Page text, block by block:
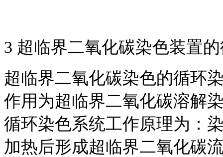
3 超临界二氧化碳染色装置
超临界二氧化碳染色的循环
作用为超临界二氧化碳溶解
循环染色系统工作原理为：
加热后形成超临界二氧化碳